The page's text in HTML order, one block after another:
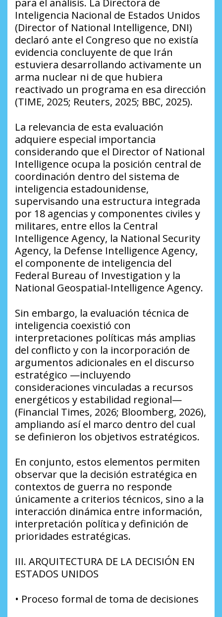
para el análisis. La Directora de
Inteligencia Nacional de Estados Unidos
(Director of National Intelligence, DNI)
declaró ante el Congreso que no existía
evidencia concluyente de que Irán
estuviera desarrollando activamente un
arma nuclear ni de que hubiera
reactivado un programa en esa dirección
(TIME, 2025; Reuters, 2025; BBC, 2025).
La relevancia de esta evaluación
adquiere especial importancia
considerando que el Director of National
Intelligence ocupa la posición central de
coordinación dentro del sistema de
inteligencia estadounidense,
supervisando una estructura integrada
por 18 agencias y componentes civiles y
militares, entre ellos la Central
Intelligence Agency, la National Security
Agency, la Defense Intelligence Agency,
el componente de inteligencia del
Federal Bureau of Investigation y la
National Geospatial-Intelligence Agency.
Sin embargo, la evaluación técnica de
inteligencia coexistió con
interpretaciones políticas más amplias
del conflicto y con la incorporación de
argumentos adicionales en el discurso
estratégico —incluyendo
consideraciones vinculadas a recursos
energéticos y estabilidad regional—
(Financial Times, 2026; Bloomberg, 2026),
ampliando así el marco dentro del cual
se definieron los objetivos estratégicos.
En conjunto, estos elementos permiten
observar que la decisión estratégica en
contextos de guerra no responde
únicamente a criterios técnicos, sino a la
interacción dinámica entre información,
interpretación política y definición de
prioridades estratégicas.
III. ARQUITECTURA DE LA DECISIÓN EN
ESTADOS UNIDOS
• Proceso formal de toma de decisiones